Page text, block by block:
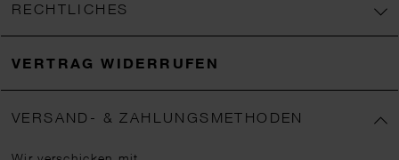
RECHTLICHES
VERTRAG WIDERRUFEN
VERSAND- & ZAHLUNGSMETHODEN